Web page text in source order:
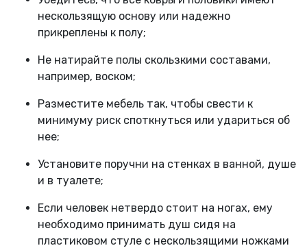
нескользящую основу или надежно
прикреплены к полу;
Не натирайте полы скользкими составами,
например, воском;
Разместите мебель так, чтобы свести к
минимуму риск споткнуться или удариться об
нее;
Установите поручни на стенках в ванной, душе
и в туалете;
Если человек нетвердо стоит на ногах, ему
необходимо принимать душ сидя на
пластиковом стуле с нескользящими ножками